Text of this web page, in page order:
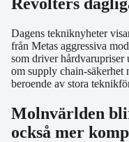
Dagens tekniknyheter
från Metas aggressiva
som driver hårdvarupriser
om supply chain-
beroende av stora
Molnvärlden
också mer